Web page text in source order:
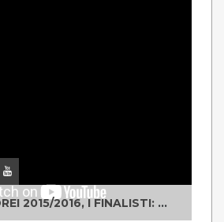
UNO TWO DREI 2015/2016, I FINALISTI: CLASSE IV ALS ISTITUTO "DEGASPERI" BORGO VALSUGANA